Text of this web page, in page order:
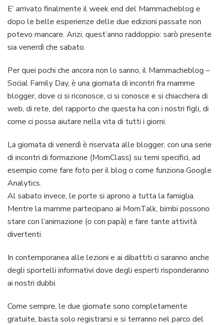
gia
E’ arrivato finalmente il week end del Mammacheblog e
dopo le belle esperienze delle due edizioni passate non
potevo mancare. Anzi, quest’anno raddoppio: sarò presente
sia venerdì che sabato.
Per quei pochi che ancora non lo sanno, il Mammacheblog –
Social Family Day, è una giornata di incontri fra mamme
blogger, dove ci si riconosce, ci si conosce e si chiacchera di
web, di rete, del rapporto che questa ha con i nostri figli, di
come ci possa aiutare nella vita di tutti i giorni.
La giornata di venerdì è riservata alle blogger, con una serie
di incontri di formazione (MomClass) su temi specifici, ad
esempio come fare foto per il blog o come funziona Google
Analytics.
Al sabato invece, le porte si aprono a tutta la famiglia.
Mentre la mamme partecipano ai MomTalk, bimbi possono
stare con l’animazione (o con papà) e fare tante attività
divertenti.
In contemporanea alle lezioni e ai dibattiti ci saranno anche
degli sportelli informativi dove degli esperti risponderanno
ai nostri dubbi.
Come sempre, le due giornate sono completamente
gratuite, basta solo registrarsi e si terranno nel parco del